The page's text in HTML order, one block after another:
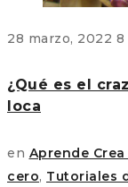
28 marzo, 2022 8
¿Qué es el
loca
en Aprende
cero, Tutoriales